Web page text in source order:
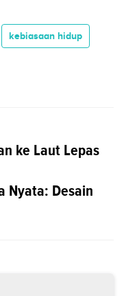
kebiasaan hidup
ke Laut Lepas
Nyata: Desain